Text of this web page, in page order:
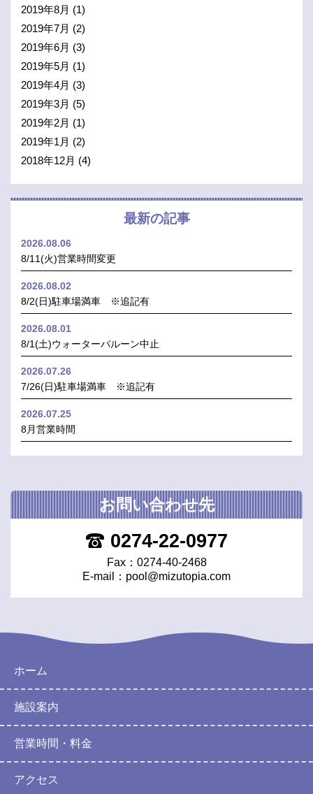
2019年8月 (1)
2019年7月 (2)
2019年6月 (3)
2019年5月 (1)
2019年4月 (3)
2019年3月 (5)
2019年2月 (1)
2019年1月 (2)
2018年12月 (4)
最新の記事
2026.08.06
8/11(火)営業時間変更
2026.08.02
8/2(日)駐車場満車 ※追記有
2026.08.01
8/1(土)ウォーターバルーン中止
2026.07.26
7/26(日)駐車場満車 ※追記有
2026.07.25
8月営業時間
お問い合わせ先
0274-22-0977
Fax：0274-40-2468
E-mail： pool@mizutopia.com
ホーム
施設案内
営業時間・料金
アクセス